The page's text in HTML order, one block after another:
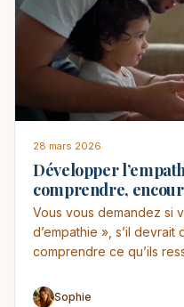
28 mars 2026
Développer
comprendre,
quotidien
Vous vous demandez si
d’empathie », s’il
comprendre ce qu’ils
Sophie